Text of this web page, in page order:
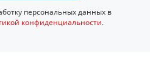
персональных данных в
конфиденциальности.